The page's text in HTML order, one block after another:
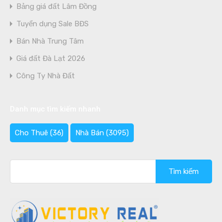
Bảng giá đất Lâm Đồng
Tuyển dụng Sale BĐS
Bán Nhà Trung Tâm
Giá đất Đà Lạt 2026
Công Ty Nhà Đất
Cho Thuê (36) Nhà Bán (3095)
kiếm
cho: